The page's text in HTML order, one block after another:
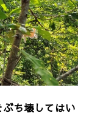
ち壊してはい